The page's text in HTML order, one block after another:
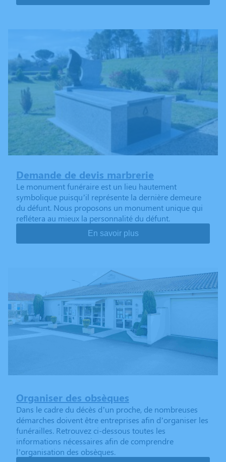
Demande de devis marbrerie
Le monument funéraire est un lieu hautement
symbolique puisqu’il représente la dernière demeure
du défunt. Nous proposons un monument unique qui
reflétera au mieux la personnalité du défunt.
En savoir plus
Organiser des obsèques
Dans le cadre du décès d’un proche, de nombreuses
démarches doivent être entreprises afin d’organiser les
funérailles. Retrouvez ci-dessous toutes les
informations nécessaires afin de comprendre
l’organisation des obsèques.